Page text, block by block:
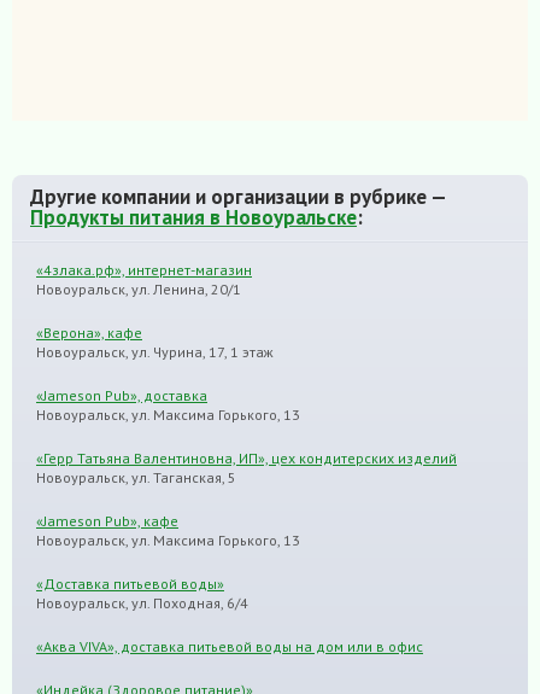
Другие компании и организации в рубрике —
Продукты питания в Новоуральске:
«4злака.рф», интернет-магазин
Новоуральск, ул. Ленина, 20/1
«Верона», кафе
Новоуральск, ул. Чурина, 17, 1 этаж
«Jameson Pub», доставка
Новоуральск, ул. Максима Горького, 13
«Герр Татьяна Валентиновна, ИП», цех кондитерских изделий
Новоуральск, ул. Таганская, 5
«Jameson Pub», кафе
Новоуральск, ул. Максима Горького, 13
«Доставка питьевой воды»
Новоуральск, ул. Походная, 6/4
«Аква VIVA», доставка питьевой воды на дом или в офис
«Индейка (Здоровое питание)»